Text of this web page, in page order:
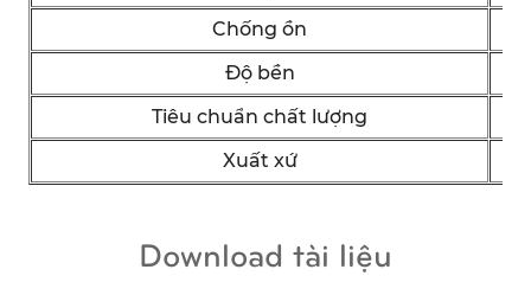
Chống ồn
Độ bền
Tiêu chuẩn chất lượng
Xuất xứ
Download tài liệu